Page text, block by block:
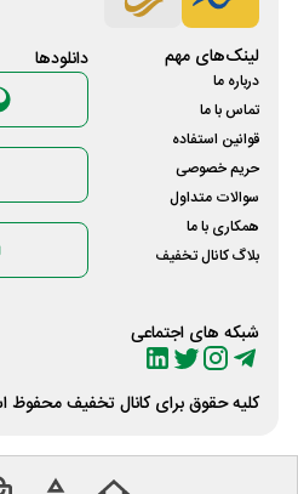
لینک‌های مهم
درباره ما
تماس با ما
قوانین استفاده
حریم خصوصی
سوالات متداول
همکاری با ما
بلاگ کانال تخفیف
شبکه های اجتماعی
دانلود‌ها
کلیه حقوق برای کانال تخفیفمحفوظ